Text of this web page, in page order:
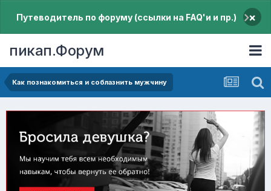
Путеводитель по форуму (ссылки на FAQ'и и пр.) ×
пикап.Форум
Как познакомиться и соблазнить мужчину